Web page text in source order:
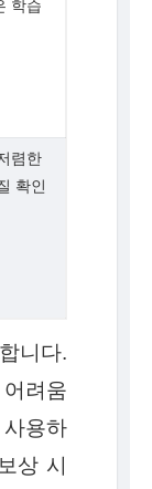
학습
렴한
확인
니다.
려움
용하
상 시